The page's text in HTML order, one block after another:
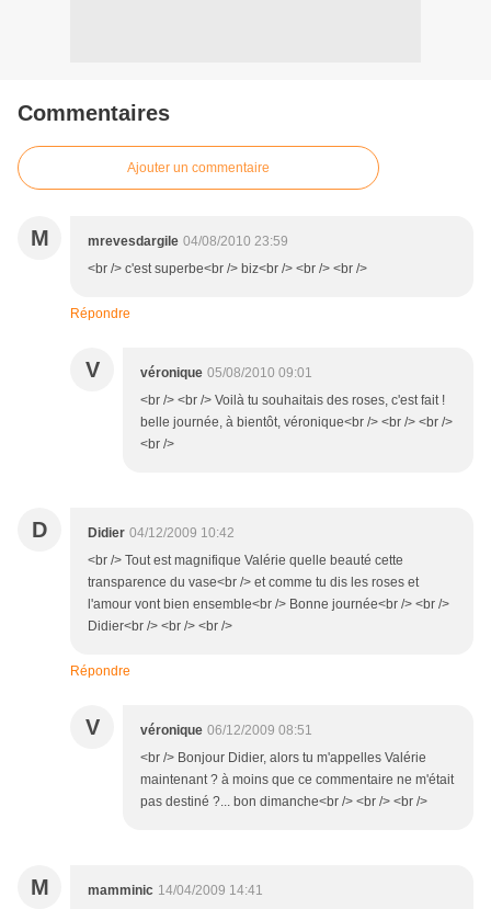
Commentaires
Ajouter un commentaire
M mrevesdargile 04/08/2010 23:59
<br /> c'est superbe<br /> biz<br /> <br /> <br />
Répondre
V véronique 05/08/2010 09:01
<br /> <br /> Voilà tu souhaitais des roses, c'est fait !
belle journée, à bientôt, véronique<br /> <br /> <br />
<br />
D Didier 04/12/2009 10:42
<br /> Tout est magnifique Valérie quelle beauté cette
transparence du vase<br /> et comme tu dis les roses et
l'amour vont bien ensemble<br /> Bonne journée<br /> <br />
Didier<br /> <br /> <br />
Répondre
V véronique 06/12/2009 08:51
<br /> Bonjour Didier, alors tu m'appelles Valérie
maintenant ? à moins que ce commentaire ne m'était
pas destiné ?... bon dimanche<br /> <br /> <br />
M mamminic 14/04/2009 14:41